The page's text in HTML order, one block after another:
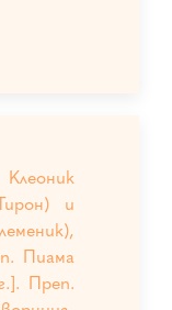
и
Пиама
Преп.